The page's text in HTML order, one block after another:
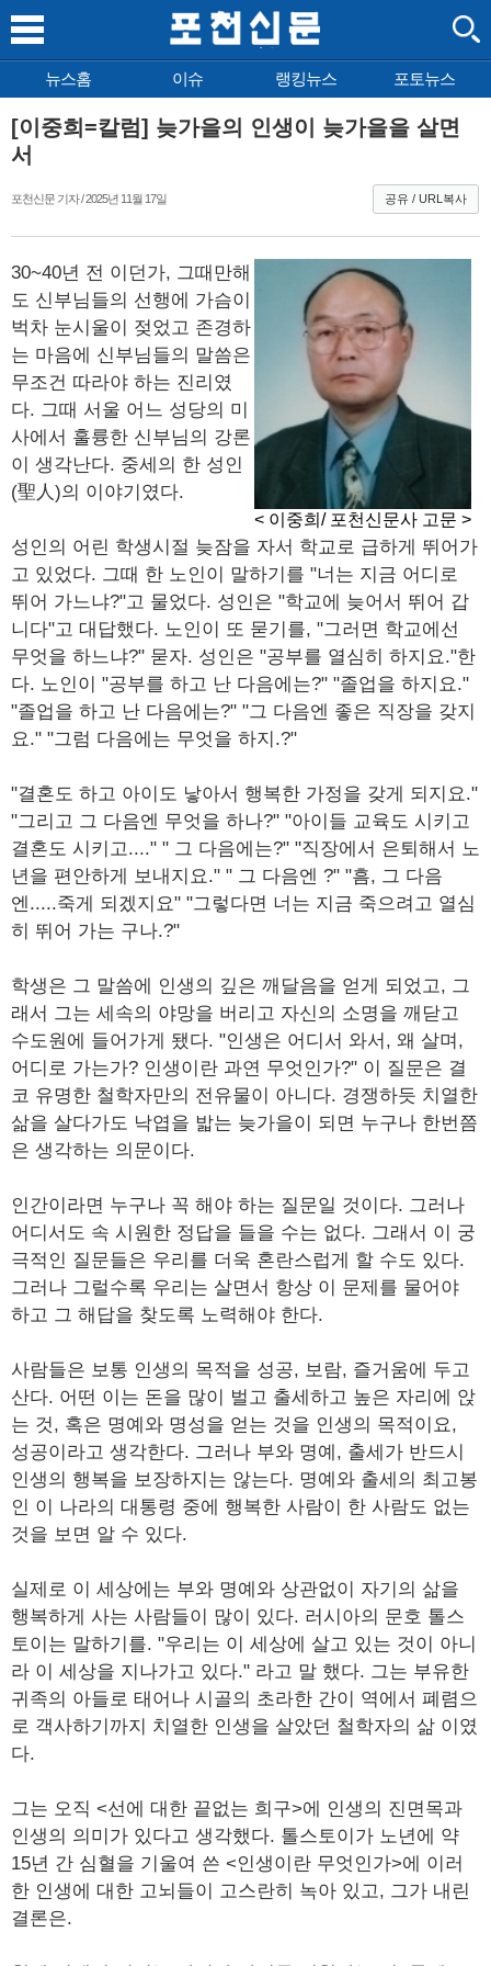
뉴스홈 이슈 랭킹뉴스 포토뉴스
[이중희=칼럼] 늦가을의 인생이 늦가을을 살면
서
포천신문 기자 / 2025년 11월 17일 공유 / URL복사
< 이중희/ 포천신문사 고문 >
30~40년 전 이던가, 그때만해
도 신부님들의 선행에 가슴이
벅차 눈시울이 젖었고 존경하
는 마음에 신부님들의 말씀은
무조건 따라야 하는 진리였
다. 그때 서울 어느 성당의 미
사에서 훌륭한 신부님의 강론
이 생각난다. 중세의 한 성인
(聖人)의 이야기였다.
성인의 어린 학생시절 늦잠을 자서 학교로 급하게 뛰어가
고 있었다. 그때 한 노인이 말하기를 "너는 지금 어디로
뛰어 가느냐?"고 물었다. 성인은 "학교에 늦어서 뛰어 갑
니다"고 대답했다. 노인이 또 묻기를, "그러면 학교에선
무엇을 하느냐?" 묻자. 성인은 "공부를 열심히 하지요."한
다. 노인이 "공부를 하고 난 다음에는?" "졸업을 하지요."
"졸업을 하고 난 다음에는?" "그 다음엔 좋은 직장을 갖지
요." "그럼 다음에는 무엇을 하지.?"
"결혼도 하고 아이도 낳아서 행복한 가정을 갖게 되지요."
"그리고 그 다음엔 무엇을 하나?" "아이들 교육도 시키고
결혼도 시키고...." " 그 다음에는?" "직장에서 은퇴해서 노
년을 편안하게 보내지요." " 그 다음엔 ?" "흠, 그 다음
엔.....죽게 되겠지요" "그렇다면 너는 지금 죽으려고 열심
히 뛰어 가는 구나.?"
학생은 그 말씀에 인생의 깊은 깨달음을 얻게 되었고, 그
래서 그는 세속의 야망을 버리고 자신의 소명을 깨닫고
수도원에 들어가게 됐다. "인생은 어디서 와서, 왜 살며,
어디로 가는가? 인생이란 과연 무엇인가?" 이 질문은 결
코 유명한 철학자만의 전유물이 아니다. 경쟁하듯 치열한
삶을 살다가도 낙엽을 밟는 늦가을이 되면 누구나 한번쯤
은 생각하는 의문이다.
인간이라면 누구나 꼭 해야 하는 질문일 것이다. 그러나
어디서도 속 시원한 정답을 들을 수는 없다. 그래서 이 궁
극적인 질문들은 우리를 더욱 혼란스럽게 할 수도 있다.
그러나 그럴수록 우리는 살면서 항상 이 문제를 물어야
하고 그 해답을 찾도록 노력해야 한다.
사람들은 보통 인생의 목적을 성공, 보람, 즐거움에 두고
산다. 어떤 이는 돈을 많이 벌고 출세하고 높은 자리에 앉
는 것, 혹은 명예와 명성을 얻는 것을 인생의 목적이요,
성공이라고 생각한다. 그러나 부와 명예, 출세가 반드시
인생의 행복을 보장하지는 않는다. 명예와 출세의 최고봉
인 이 나라의 대통령 중에 행복한 사람이 한 사람도 없는
것을 보면 알 수 있다.
실제로 이 세상에는 부와 명예와 상관없이 자기의 삶을
행복하게 사는 사람들이 많이 있다. 러시아의 문호 톨스
토이는 말하기를. "우리는 이 세상에 살고 있는 것이 아니
라 이 세상을 지나가고 있다." 라고 말 했다. 그는 부유한
귀족의 아들로 태어나 시골의 초라한 간이 역에서 폐렴으
로 객사하기까지 치열한 인생을 살았던 철학자의 삶 이였
다.
그는 오직 <선에 대한 끝없는 희구>에 인생의 진면목과
인생의 의미가 있다고 생각했다. 톨스토이가 노년에 약
15년 간 심혈을 기울여 쓴 <인생이란 무엇인가>에 이러
한 인생에 대한 고뇌들이 고스란히 녹아 있고, 그가 내린
결론은.